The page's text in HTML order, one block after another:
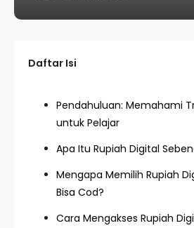
Daftar Isi
Pendahuluan: Memahami
untuk Pelajar
Apa Itu Rupiah Digital
Mengapa Memilih Rupiah
Bisa Cod?
Cara Mengakses Rupiah